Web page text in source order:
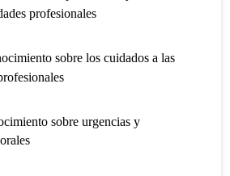
profesionales
sobre los cuidados a las
sobre urgencias y